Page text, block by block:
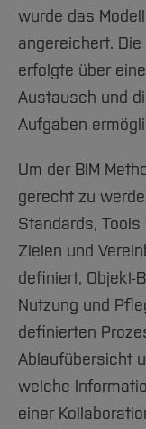
wurde das
angereichert.
erfolgte über
Austausch und
Aufgaben
Um der BIM
gerecht zu
Standards,
Zielen und
definiert, Objekt-
Nutzung und
definierten
Ablaufübersicht
welche
einer